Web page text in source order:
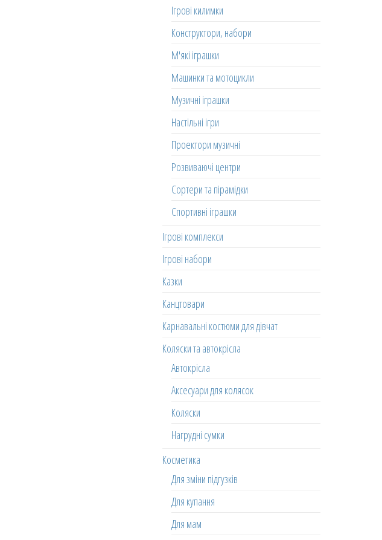
Ігрові килимки
Конструктори, набори
М'які іграшки
Машинки та мотоцикли
Музичні іграшки
Настільні ігри
Проектори музичні
Розвиваючі центри
Сортери та пірамідки
Спортивні іграшки
Ігрові комплекси
Ігрові набори
Казки
Канцтовари
Карнавальні костюми для дівчат
Коляски та автокрісла
Автокрісла
Аксесуари для колясок
Коляски
Нагрудні сумки
Косметика
Для зміни підгузків
Для купання
Для мам